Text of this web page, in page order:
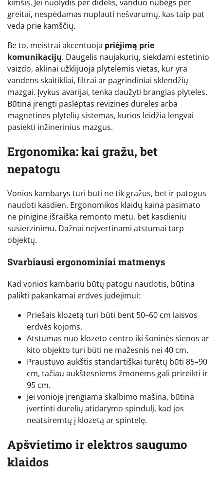
kimšis. Jei nuolydis per didelis, vanduo nubėgs per
greitai, nespėdamas nuplauti nešvarumų, kas taip pat
veda prie kamščių.
Be to, meistrai akcentuoja priėjimą prie
komunikacijų. Daugelis naujakurių, siekdami estetinio
vaizdo, aklinai užklijuoja plytelėmis vietas, kur yra
vandens skaitikliai, filtrai ar pagrindiniai sklendžių
mazgai. Įvykus avarijai, tenka daužyti brangias plyteles.
Būtina įrengti paslėptas revizines dureles arba
magnetines plytelių sistemas, kurios leidžia lengvai
pasiekti inžinerinius mazgus.
Ergonomika: kai gražu, bet
nepatogu
Vonios kambarys turi būti ne tik gražus, bet ir patogus
naudoti kasdien. Ergonomikos klaidų kaina pasimato
ne pinigine išraiška remonto metu, bet kasdieniu
susierzinimu. Dažnai neįvertinami atstumai tarp
objektų.
Svarbiausi ergonominiai matmenys
Kad vonios kambariu būtų patogu naudotis, būtina
palikti pakankamai erdvės judėjimui:
Priešais klozetą turi būti bent 50–60 cm laisvos
erdvės kojoms.
Atstumas nuo klozeto centro iki šoninės sienos ar
kito objekto turi būti ne mažesnis nei 40 cm.
Praustuvo aukštis standartiškai turėtų būti 85–90
cm, tačiau aukštesniems žmonėms gali prireikti ir
95 cm.
Jei vonioje įrengiama skalbimo mašina, būtina
įvertinti durelių atidarymo spindulį, kad jos
neatsiremtų į klozetą ar spintelę.
Apšvietimo ir elektros saugumo
klaidos